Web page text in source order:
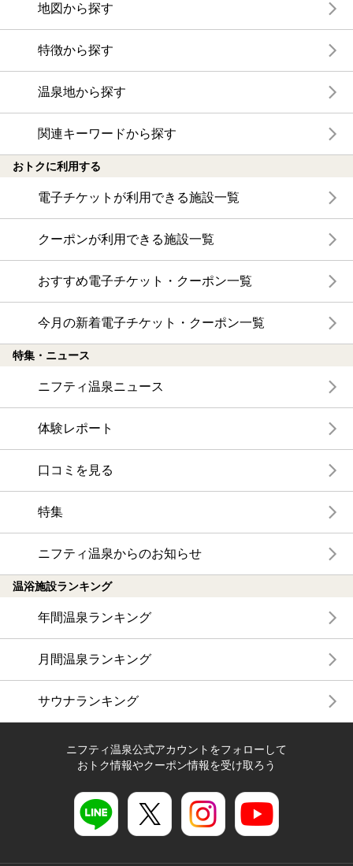
地図から探す
特徴から探す
温泉地から探す
関連キーワードから探す
おトクに利用する
電子チケットが利用できる施設一覧
クーポンが利用できる施設一覧
おすすめ電子チケット・クーポン一覧
今月の新着電子チケット・クーポン一覧
特集・ニュース
ニフティ温泉ニュース
体験レポート
口コミを見る
特集
ニフティ温泉からのお知らせ
温浴施設ランキング
年間温泉ランキング
月間温泉ランキング
サウナランキング
ニフティ温泉公式アカウントをフォローして
おトク情報やクーポン情報を受け取ろう